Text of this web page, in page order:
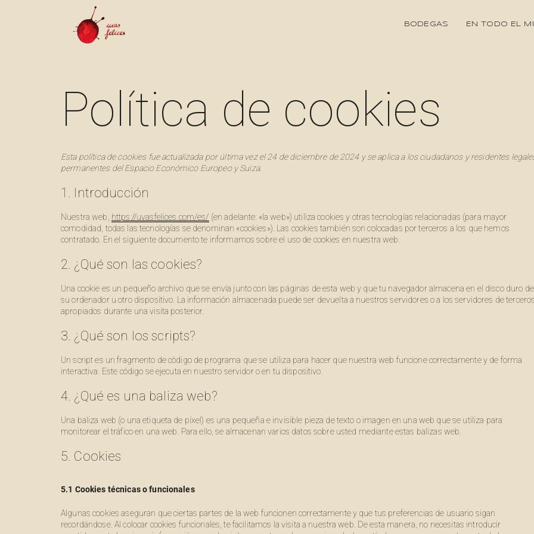
BODEGAS EN TODO EL
Política de cookies
Esta política de cookies fue actualizada por última vez el 24 de diciembre de 2024 y se aplica a los ciudadanos y residentes
permanentes del Espacio Económico Europeo y Suiza.
1. Introducción
Nuestra web, https://uvasfelices.com/es/ (en adelante: «la web») utiliza cookies y otras tecnologías relacionadas (para mayor
comodidad, todas las tecnologías se denominan «cookies»). Las cookies también son colocadas por terceros a los que hemos
contratado. En el siguiente documento te informamos sobre el uso de cookies en nuestra web.
2. ¿Qué son las cookies?
Una cookie es un pequeño archivo que se envía junto con las páginas de esta web y que tu navegador almacena en el disco duro de
su ordenador u otro dispositivo. La información almacenada puede ser devuelta a nuestros servidores o a los servidores de
apropiados durante una visita posterior.
3. ¿Qué son los scripts?
Un script es un fragmento de código de programa que se utiliza para hacer que nuestra web funcione correctamente y de forma
interactiva. Este código se ejecuta en nuestro servidor o en tu dispositivo.
4. ¿Qué es una baliza web?
Una baliza web (o una etiqueta de píxel) es una pequeña e invisible pieza de texto o imagen en una web que se utiliza para
monitorear el tráfico en una web. Para ello, se almacenan varios datos sobre usted mediante estas balizas web.
5. Cookies
5.1 Cookies técnicas o funcionales
Algunas cookies aseguran que ciertas partes de la web funcionen correctamente y que tus preferencias de usuario sigan
recordándose. Al colocar cookies funcionales, te facilitamos la visita a nuestra web. De esta manera, no necesitas introducir